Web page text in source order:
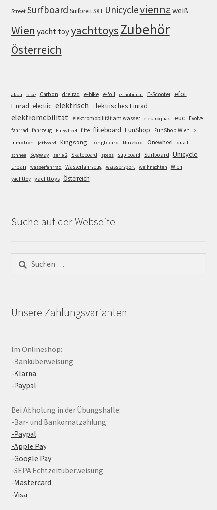
Street Surfboard SurfbrettSXT Unicyclevienna weiß
Wien yacht toyyachttoysZubehör
Österreich
akku bike Carbon dreirad e-bike e-foil e-mobilität E-Scooter efoil
Einrad electric elektrisch Elektrisches Einrad
elektromobilität elektromobilität am wasser elektroquad euc
Evolve
fahrrad
fahrzeug Firewheel flite fliteboard FunShop FunShop Wien GT
Inmotion jetboard Kingsong Longboard Ninebot Onewheel quad
schnee Segway serie 2 Skateboard spass sup board Surfboard Unicycle
urban wasserfahrrad Wasserfahrzeug wassersport weihnachten
Wien
yachttoy yachttoys Österreich
Suche auf der Webseite
nach:
Unsere Zahlungsvarianten
Im Onlineshop:
-Banküberweisung
-Klarna
-Paypal
Bei Abholung in der Übungshalle:
-Bar- und Bankomatzahlung
-Paypal
-Apple Pay
-Google Pay
-SEPA Echtzeitüberweisung
-Mastercard
-Visa